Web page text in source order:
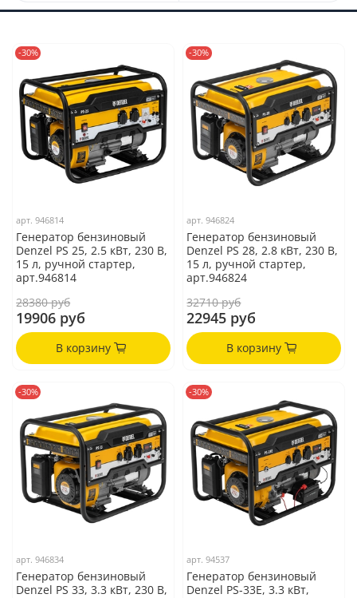
-30%
арт.946814
Генератор бензиновый
Denzel PS 25, 2.5 кВт, 230 В,
15 л, ручной стартер,
арт.946814
28380 руб
19906 руб
В корзину
-30%
арт.946824
Генератор бензиновый
Denzel PS 28, 2.8 кВт, 230 В,
15 л, ручной стартер,
арт.946824
32710 руб
22945 руб
В корзину
-30%
арт.946834
Генератор бензиновый
Denzel PS 33, 3.3 кВт, 230 В,
-30%
арт.94537
Генератор бензиновый
Denzel PS-33E, 3.3 кВт,